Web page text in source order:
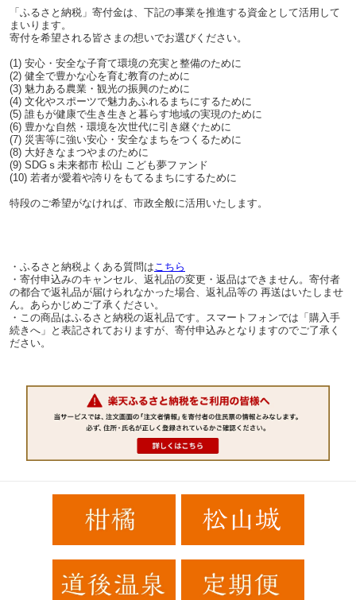
「ふるさと納税」寄付金は、下記の事業を推進する資金として活用して
まいります。
寄付を希望される皆さまの想いでお選びください。
(1) 安心・安全な子育て環境の充実と整備のために
(2) 健全で豊かな心を育む教育のために
(3) 魅力ある農業・観光の振興のために
(4) 文化やスポーツで魅力あふれるまちにするために
(5) 誰もが健康で生き生きと暮らす地域の実現のために
(6) 豊かな自然・環境を次世代に引き継ぐために
(7) 災害等に強い安心・安全なまちをつくるために
(8) 大好きなまつやまのために
(9) SDGｓ未来都市 松山 こども夢ファンド
(10) 若者が愛着や誇りをもてるまちにするために
特段のご希望がなければ、市政全般に活用いたします。
・ふるさと納税よくある質問は こちら
・寄付申込みのキャンセル、返礼品の変更・返品はできません。寄付者
の都合で返礼品が届けられなかった場合、返礼品等の 再送はいたしませ
ん。あらかじめご了承ください。
・この商品はふるさと納税の返礼品です。スマートフォンでは「購入手
続きへ」と表記されておりますが、寄付申込みとなりますのでご了承く
ださい。